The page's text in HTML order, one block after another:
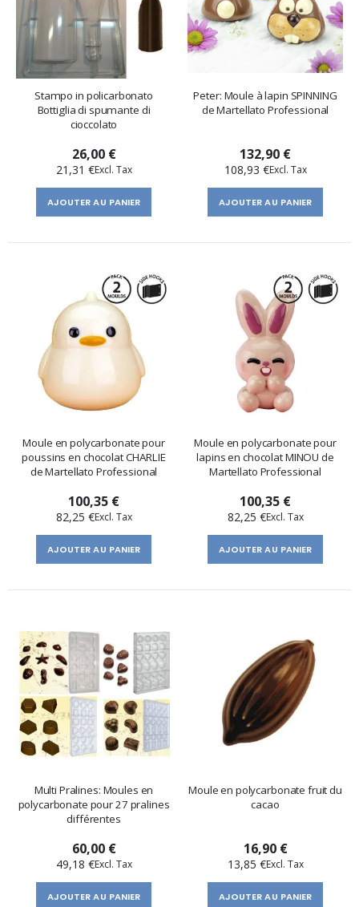
Stampo in policarbonato
Bottiglia di spumante di
cioccolato
26,00 €
21,31 €
AJOUTER AU PANIER
Peter: Moule à lapin SPINNING
de Martellato Professional
132,90 €
108,93 €
AJOUTER AU PANIER
Moule en polycarbonate pour
poussins en chocolat CHARLIE
de Martellato Professional
100,35 €
82,25 €
AJOUTER AU PANIER
Moule en polycarbonate pour
lapins en chocolat MINOU de
Martellato Professional
100,35 €
82,25 €
AJOUTER AU PANIER
Multi Pralines: Moules en
polycarbonate pour 27 pralines
différentes
60,00 €
49,18 €
AJOUTER AU PANIER
Moule en polycarbonate fruit du
cacao
16,90 €
13,85 €
AJOUTER AU PANIER